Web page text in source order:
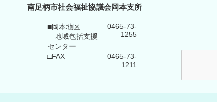
南足柄市社会福祉協議会岡本支所
■岡本地区
地域包括支援
センター
0465-73-
1255
□FAX
0465-73-
1211